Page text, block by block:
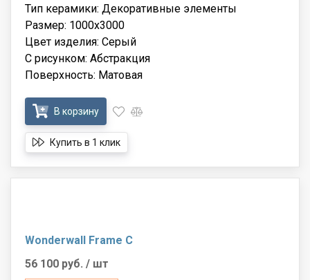
Тип керамики: Декоративные элементы
Размер: 1000x3000
Цвет изделия: Серый
С рисунком: Абстракция
Поверхность: Матовая
В корзину
Купить в 1 клик
Wonderwall Frame C
56 100 руб. / шт